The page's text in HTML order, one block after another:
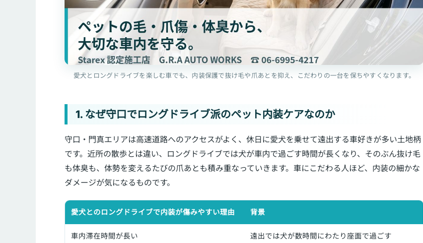
愛犬とロングドライブを楽しむ車でも、内装保護で抜け毛や爪あとを抑え、こだわりの一台を保ちやすくなります。
1. なぜ守口でロングドライブ派のペット内装ケアなのか
守口・門真エリアは高速道路へのアクセスがよく、休日に愛犬を乗せて遠出する車好きが多い土地柄
です。近所の散歩とは違い、ロングドライブでは犬が車内で過ごす時間が長くなり、そのぶん抜け毛
も体臭も、体勢を変えるたびの爪あとも積み重なっていきます。車にこだわる人ほど、内装の細かな
ダメージが気になるものです。
愛犬とのロングドライブで内装が傷みやすい理由 背景
車内滞在時間が長い 遠出では犬が数時間にわたり座面で過ごす